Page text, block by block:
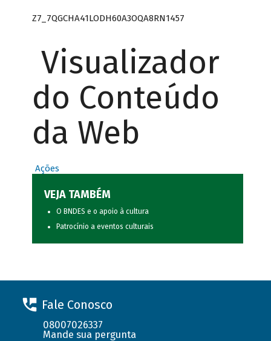
Z7_7QGCHA41LODH60A3OQA8RN1457
Visualizador
do Conteúdo
da Web
Ações
VEJA TAMBÉM
O BNDES e o apoio à cultura
Patrocínio a eventos culturais
Fale Conosco
08007026337
Mande sua pergunta